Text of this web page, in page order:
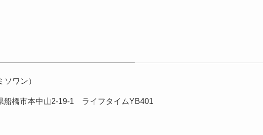
ワン）
橋市本中山2-19-1 ライフタイムYB401